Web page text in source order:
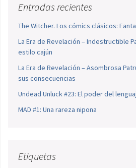
Entradas recientes
The Witcher. Los cómics clásicos:
La Era de Revelación – Indestructible
estilo cajún
La Era de Revelación – Asombrosa
sus consecuencias
Undead Unluck #23: El poder del
MAD #1: Una rareza nipona
Etiquetas